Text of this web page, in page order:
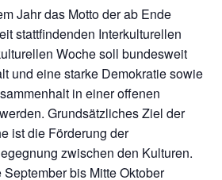
Jahr das Motto der ab Ende
stattfindenden Interkulturellen
Woche soll bundesweit
und eine starke Demokratie sowie
in einer offenen
Grundsätzliches Ziel der
ist die Förderung der
zwischen den Kulturen.
bis Mitte Oktober